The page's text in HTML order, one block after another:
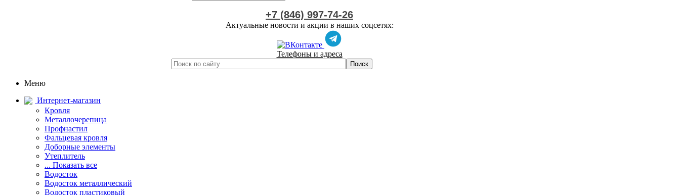
+7 (846) 997-74-26
Актуальные новости и акции в наших соцсетях:
Телефоны и адреса
Меню
Интернет-магазин
Кровля
Металлочерепица
Профнастил
Фальцевая кровля
Доборные элементы
Утеплитель
... Показать все
Водосток
Водосток металлический
Водосток пластиковый